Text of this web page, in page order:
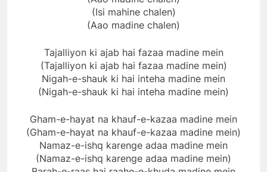
(Isi mahine chalen)
(Aao madine chalen)
Tajalliyon ki ajab hai fazaa madine mein
(Tajalliyon ki ajab hai fazaa madine mein)
Nigah-e-shauk ki hai inteha madine mein
(Nigah-e-shauk ki hai inteha madine mein)
Gham-e-hayat na khauf-e-kazaa madine mein
(Gham-e-hayat na khauf-e-kazaa madine mein)
Namaz-e-ishq karenge adaa madine mein
(Namaz-e-ishq karenge adaa madine mein)